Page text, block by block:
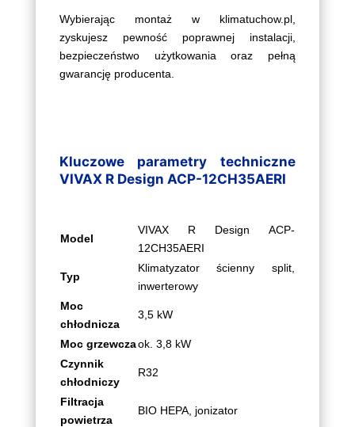
Wybierając montaż w klimatuchow.pl,
zyskujesz pewność poprawnej instalacji,
bezpieczeństwo użytkowania oraz pełną
gwarancję producenta.
Kluczowe parametry techniczne
VIVAX R Design ACP-12CH35AERI
Model
VIVAX R Design ACP-
12CH35AERI
Typ
Klimatyzator ścienny split,
inwerterowy
Moc
chłodnicza
3,5 kW
Moc grzewczaok. 3,8 kW
Czynnik
chłodniczy
R32
Filtracja
powietrza
BIO HEPA, jonizator